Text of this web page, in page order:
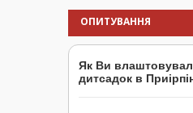
ОПИТУВАННЯ
Як Ви
дитсадок в